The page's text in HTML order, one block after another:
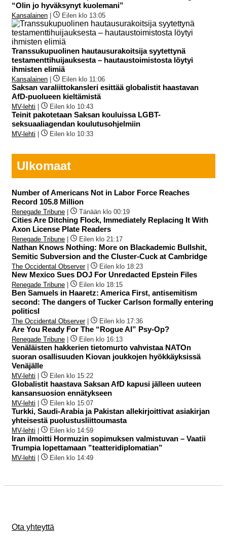
“Olin jo hyväksynyt kuolemani”
Kansalainen Eilen klo 13:05
Transsukupuolinen hautausurakoitsija syytettynä
testamenttihuijauksesta – hautaustoimistosta löytyi
ihmisten elimiä
Kansalainen Eilen klo 11:06
Saksan varaliittokansleri esittää globalistit haastavan
AfD-puolueen kieltämistä
MV-lehti Eilen klo 10:43
Teinit pakotetaan Saksan kouluissa LGBT-
seksuaaliagendan koulutusohjelmiin
MV-lehti Eilen klo 10:33
Ulkomaat
Number of Americans Not in Labor Force Reaches
Record 105.8 Million
Renegade Tribune Tänään klo 00:19
Cities Are Ditching Flock, Immediately Replacing It With
Axon License Plate Readers
Renegade Tribune Eilen klo 21:17
Nathan Knows Nothing: More on Blackademic Bullshit,
Semitic Subversion and the Cluster-Cuck at Cambridge
The Occidental Observer| Eilen klo 18:23
New Mexico Sues DOJ For Unredacted Epstein Files
Renegade Tribune Eilen klo 18:15
Ben Samuels in Haaretz: America First, antisemitism
second: The dangers of Tucker Carlson formally entering
politicsI
The Occidental Observer| Eilen klo 17:36
Are You Ready For The “Rogue AI” Psy-Op?
Renegade Tribune Eilen klo 16:13
Venäläisten hakkerien tietomurto vahvistaa NATOn
suoran osallisuuden Kiovan joukkojen hyökkäyksissä
Venäjälle
MV-lehti Eilen klo 15:22
Globalistit haastava Saksan AfD kapusi jälleen uuteen
kansansuosion ennätykseen
MV-lehti Eilen klo 15:07
Turkki, Saudi-Arabia ja Pakistan allekirjoittivat asiakirjan
yhteisestä puolustusliittoumasta
MV-lehti Eilen klo 14:59
Iran ilmoitti Hormuzin sopimuksen valmistuvan – Vaatii
Trumpia lopettamaan ”teatteridiplomatian”
MV-lehti Eilen klo 14:49
Ota yhteyttä